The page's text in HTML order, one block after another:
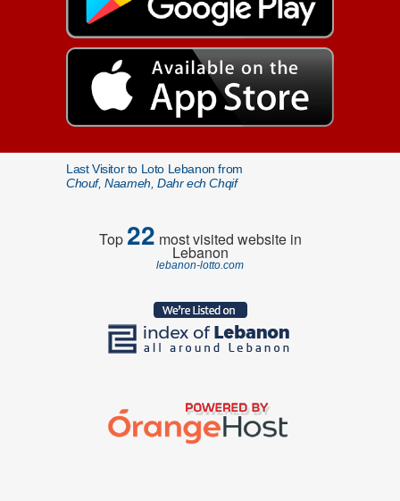
Last Visitor to Loto Lebanon from
Chouf, Naameh, Dahr ech Chqif
Top22 most visited website in
Lebanon
lebanon-lotto.com